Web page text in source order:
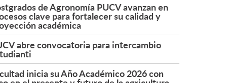
de Agronomía PUCV avanzan en
clave para fortalecer su calidad y
académica
abre convocatoria para intercambio
inicia su Año Académico 2026 con